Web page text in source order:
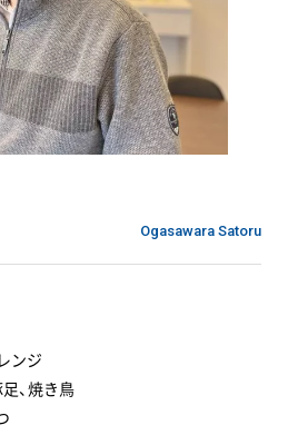
Ogasawara Satoru
ンジ
、焼き鳥